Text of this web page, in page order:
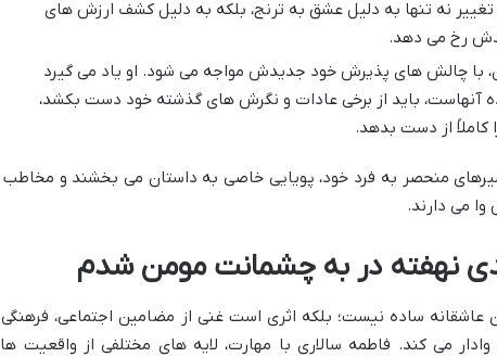
نه تنها به دلیل عشق به ترنج، بلکه به دلیل کشف ارزش های
رخ می دهد.
با چالش های پذیرش خود جدیدش مواجه می شود. او یاد می گیرد
آنهاست، باید از برخی عادات و نگرش های گذشته خود دست بکشد،
کاملاً از دست بدهد.
منحصر به فرد خود، پویایی خاصی به داستان می بخشند و مخاطب
می دارند.
نهفته در به چشمانت مومن شدم
ساده نیست؛ بلکه اثری است غنی از مضامین اجتماعی،
می کند. فاطمه سالاری با مهارت، لایه های مختلفی از واقعیت